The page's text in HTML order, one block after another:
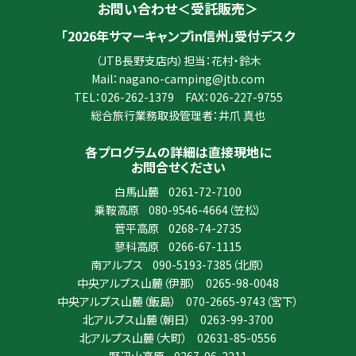
お問い合わせ＜受託販売＞
「2026年サマーキャンプin信州」受付デスク
（JTB長野支店内）担当：花村・鈴木
Mail： nagano-camping@jtb.com
TEL：026-262-1379 FAX：026-227-9755
総合旅行業務取扱管理者：井爪 真也
各プログラムの詳細は直接現地に
お問合せください
白馬山麓
0261-72-7100
乗鞍高原 080-9546-4664 （笠松）
菅平高原 0268-74-2735
蓼科高原 0266-67-1115
南アルプス
090-5193-7385 （北原）
中央アルプス山麓（伊那）
0265-98-0048
中央アルプス山麓（飯島）
070-2665-9743 （宮下）
北アルプス山麓（朝日）
0263-99-3700
北アルプス山麓（大町）
02631-85-0556